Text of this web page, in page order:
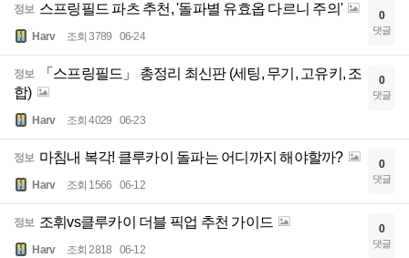
정보 스프링필드 파츠 추천, '돌파별 유효옵 다르니 주의'
Harv 조회 3789 06-24
0
댓글
정보
「스프링필드」 총정리 최신판 (세팅, 무기, 고유키, 조
합)
Harv 조회 4029 06-23
0
댓글
정보 마침내 복각! 클루카이 돌파는 어디까지 해야할까?
Harv 조회 1566 06-12
0
댓글
정보 조휘vs클루카이 더블 픽업 추천 가이드
Harv 조회 2818 06-12
0
댓글